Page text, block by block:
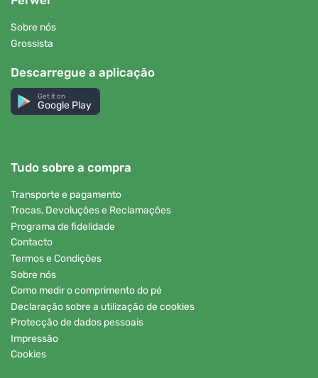
Sobre nós
Grossista
Descarregue a aplicação
Get it on
Google Play
Tudo sobre a compra
Transporte e pagamento
Trocas, Devoluções e Reclamações
Programa de fidelidade
Contacto
Termos e Condições
Sobre nós
Como medir o comprimento do pé
Declaração sobre a utilização de cookies
Protecção de dados pessoais
Impressão
Cookies